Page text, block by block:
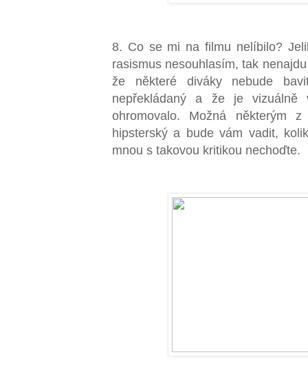
8. Co se mi na filmu nelíbilo?
rasismus nesouhlasím, tak
že některé diváky nebude
nepřekládaný a že je
ohromovalo. Možná některým
hipsterský a bude vám vadit,
mnou s takovou kritikou nechoďte.